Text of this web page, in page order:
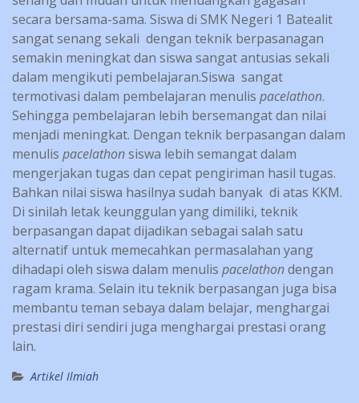
secara bersama-sama. Siswa di SMK Negeri 1 Batealit
sangat senang sekali dengan teknik berpasanagan
semakin meningkat dan siswa sangat antusias sekali
dalam mengikuti pembelajaran.Siswa sangat
termotivasi dalam pembelajaran menulis pacelathon.
Sehingga pembelajaran lebih bersemangat dan nilai
menjadi meningkat. Dengan teknik berpasangan dalam
menulis pacelathonsiswa lebih semangat dalam
mengerjakan tugas dan cepat pengiriman hasil tugas.
Bahkan nilai siswa hasilnya sudah banyak di atas KKM.
Di sinilah letak keunggulan yang dimiliki, teknik
berpasangan dapat dijadikan sebagai salah satu
alternatif untuk memecahkan permasalahan yang
dihadapi oleh siswa dalam menulis pacelathondengan
ragam krama. Selain itu teknik berpasangan juga bisa
membantu teman sebaya dalam belajar, menghargai
prestasi diri sendiri juga menghargai prestasi orang
lain.
Artikel Ilmiah